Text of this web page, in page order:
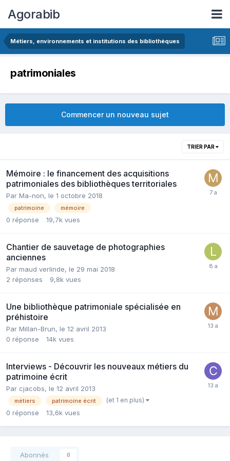
Agorabib
Métiers, environnements et institutions des bibliothèques
patrimoniales
Commencer un nouveau sujet
TRIER PAR
Mémoire : le financement des acquisitions
patrimoniales des bibliothèques territoriales
Par Ma-non, le 1 octobre 2018
patrimoine mémoire
0 réponse 19,7k vues
Chantier de sauvetage de photographies
anciennes
Par maud verlinde, le 29 mai 2018
2 réponses 9,8k vues
Une bibliothèque patrimoniale spécialisée en
préhistoire
Par Millan-Brun, le 12 avril 2013
0 réponse 14k vues
Interviews - Découvrir les nouveaux métiers du
patrimoine écrit
Par cjacobs, le 12 avril 2013
métiers patrimoine écrit (et 1 en plus)
0 réponse 13,6k vues
Abonnés 0